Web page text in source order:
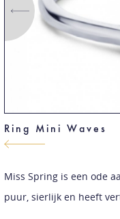
Ring Mini Waves
Miss Spring is een ode
puur, sierlijk en heeft